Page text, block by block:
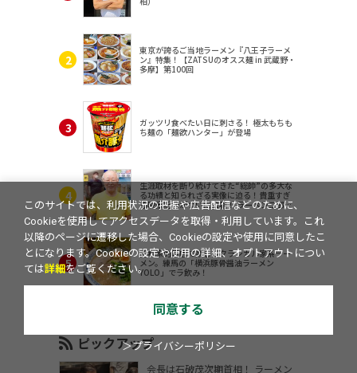
東京が誇るご当地ラーメン『八王子ラーメ
ン』特集！【ZATSUのオスス麺 in 武蔵野・
多摩】第100回
ガッツリ食べたい日に刺さる！ 極太もちも
ち麺の「麺欲ハンター」が登場
生涯取材を断り続けてきた“総帥”の多大な
る功績と知られざる実像に迫る！貴重すぎ
る映像記録がついに公開！ ラーメン二郎
（東京・三田）
隠れ家的新店で楽しむクラシカル家系ラー
メン。練馬の「横浜豚骨醤油ラーメン
YOLO」でラ飲み！
ピックアップ
会長は石破茂次期首相！ ラーメン
このサイトでは、利用状況の把握や広告配信などのために、
Cookieを使用してアクセスデータを取得・利用しています。これ
以降のページに遷移した場合、Cookieの設定や使用に同意したこ
とになります。Cookieの設定や使用の詳細、オプトアウトについ
ては詳細をご覧ください。
同意する
＞プライバシーポリシー